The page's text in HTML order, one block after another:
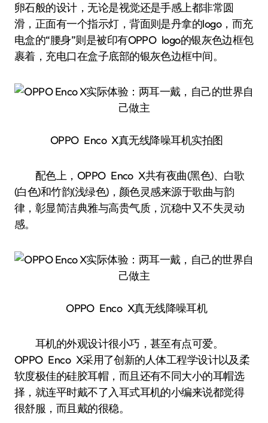
卵石般的设计，无论是视觉还是手感上都非常圆
滑，正面有一个指示灯，背面则是丹拿的logo，而充
电盒的“腰身”则是被印有OPPO logo的银灰色边框包
裹着，充电口在盒子底部的银灰色边框中间。
OPPO Enco X真无线降噪耳机实拍图
配色上，OPPO Enco X共有夜曲(黑色)、白歌
(白色)和竹韵(浅绿色)，颜色灵感来源于歌曲与韵
律，彰显简洁典雅与高贵气质，沉稳中又不失灵动
感。
OPPO Enco X真无线降噪耳机
耳机的外观设计很小巧，甚至有点可爱。
OPPO Enco X采用了创新的人体工程学设计以及柔
软度极佳的硅胶耳帽，而且还有不同大小的耳帽选
择，就连平时戴不了入耳式耳机的小编来说都觉得
很舒服，而且戴的很稳。